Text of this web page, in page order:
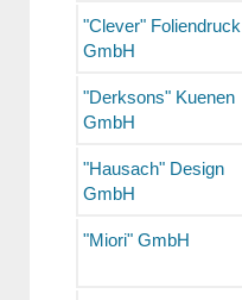
"Clever" Foliendruck
GmbH
"Derksons" Kuenen
GmbH
"Hausach" Design
GmbH
"Miori" GmbH